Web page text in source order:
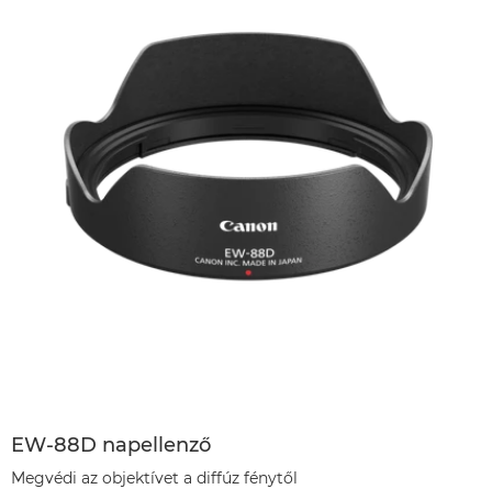
EW-88D napellenző
Megvédi az objektívet a diffúz fénytől